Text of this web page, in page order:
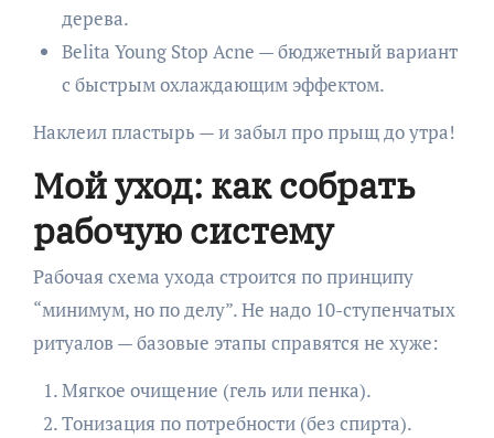
дерева.
Belita Young Stop Acne — бюджетный вариант
с быстрым охлаждающим эффектом.
Наклеил пластырь — и забыл про прыщ до утра!
Мой уход: как собрать
рабочую систему
Рабочая схема ухода строится по принципу
“минимум, но по делу”. Не надо 10-ступенчатых
ритуалов — базовые этапы справятся не хуже:
Мягкое очищение (гель или пенка).
Тонизация по потребности (без спирта).